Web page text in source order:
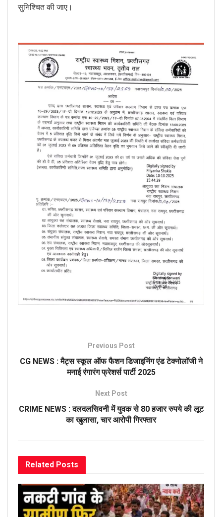
सुनिश्चित की जाए।
Previous Post
CG NEWS : मैट्स स्कूल ऑफ फैशन डिजाइनिंग एंड टेक्नोलॉजी ने
मनाई रंगारंग फ्रेशर्स पार्टी 2025
Next Post
CRIME NEWS : दलदलसिवनी में युवक से 80 हजार रुपये की लूट
का खुलासा, चार आरोपी गिरफ्तार
Related Posts